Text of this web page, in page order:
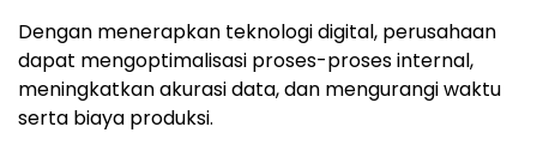
Dengan menerapkan teknologi digital, perusahaan
dapat mengoptimalisasi proses-proses internal,
meningkatkan akurasi data, dan mengurangi waktu
serta biaya produksi.